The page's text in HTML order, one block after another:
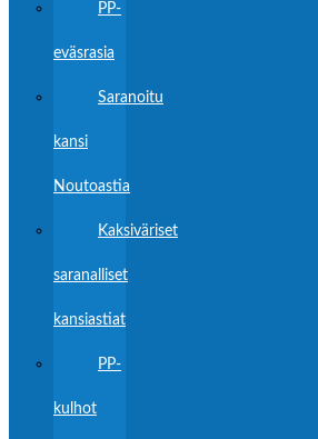
PP-
eväsrasia
Saranoitu
kansi
Noutoastia
Kaksiväriset
saranalliset
kansiastiat
PP-
kulhot